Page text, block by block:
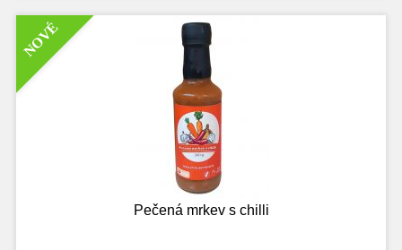
NOVÉ
Pečená mrkev s chilli